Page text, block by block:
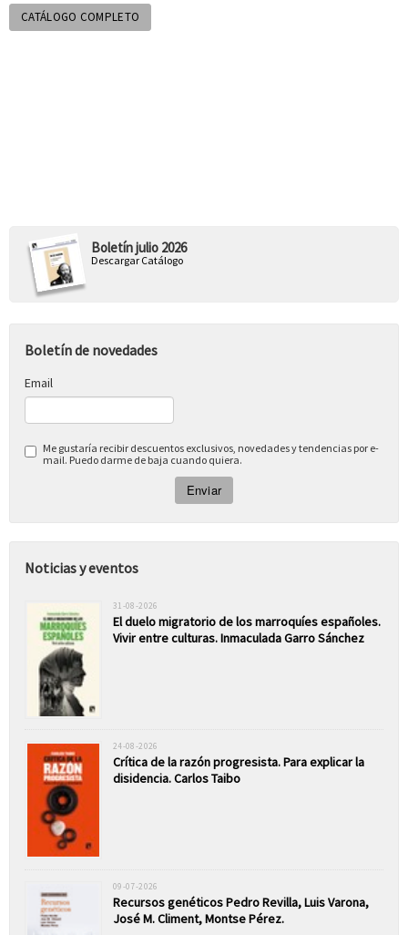
CATÁLOGO COMPLETO
Boletín julio 2026
Descargar Catálogo
Boletín de novedades
Email
Me gustaría recibir descuentos exclusivos, novedades y tendencias por e-
mail. Puedo darme de baja cuando quiera.
Noticias y eventos
31-08-2026
El duelo migratorio de los marroquíes españoles.
Vivir entre culturas. Inmaculada Garro Sánchez
24-08-2026
Crítica de la razón progresista. Para explicar la
disidencia. Carlos Taibo
09-07-2026
Recursos genéticos Pedro Revilla, Luis Varona,
José M. Climent, Montse Pérez.